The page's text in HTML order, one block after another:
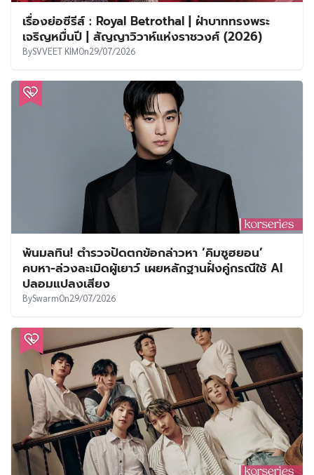
เรื่องย่อซีรีส์ : Royal Betrothal | ฝ่าบาททรงพระ
เจริญหมื่นปี | สัญญาวิวาห์แห่งราชวงศ์ (2026)
BySVVEET KIMOn29/07/2026
พ้นมลทิน! ตำรวจปัดตกข้อกล่าวหา ‘คิมซูฮยอน’
คบหา-ล่วงละเมิดผู้เยาว์ เผยหลักฐานฝั่งคู่กรณีใช้ AI
ปลอมแปลงเสียง
BySwarmOn29/07/2026